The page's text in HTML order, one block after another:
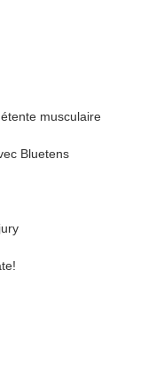
musculaire
Bluetens